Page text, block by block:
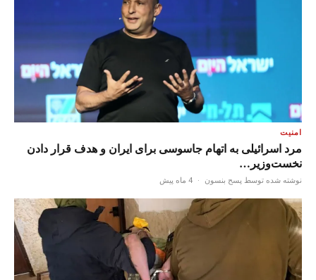
امنیت
مرد اسرائیلی به اتهام جاسوسی برای ایران و هدف قرار دادن
نخست‌وزیر…
نوشته شده توسط پسح بنسون · 4 ماه پیش